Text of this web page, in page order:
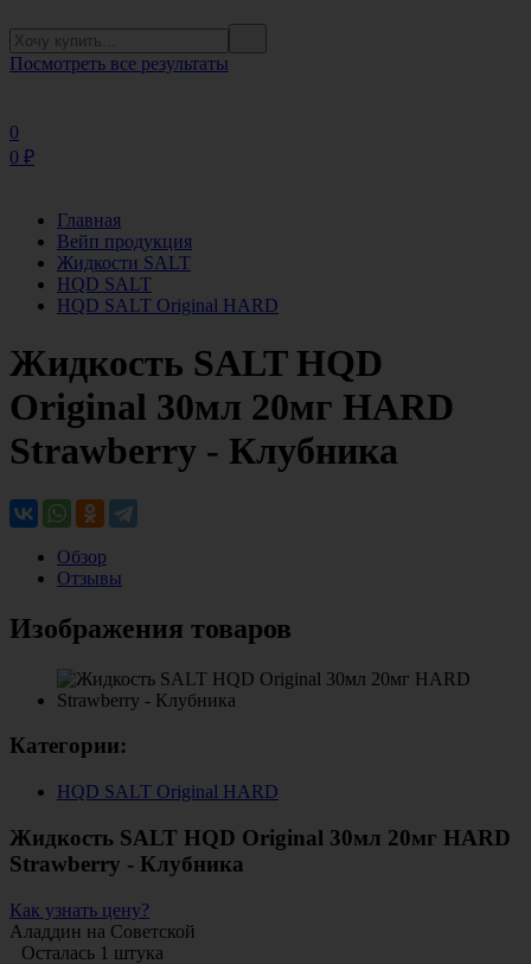
Посмотреть все результаты
0
0 ₽
Главная
Вейп продукция
Жидкости SALT
HQD SALT
HQD SALT Original HARD
Жидкость SALT HQD
Original 30мл 20мг HARD
Strawberry - Клубника
Обзор
Отзывы
Изображения товаров
Категории:
HQD SALT Original HARD
Жидкость SALT HQD Original 30мл 20мг HARD
Strawberry - Клубника
Как узнать цену?
Аладдин на Советской
Осталась 1 штука